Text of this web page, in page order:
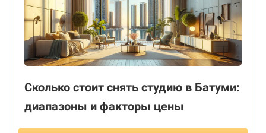
Сколько стоит снять студию в Батуми:
диапазоны и факторы цены